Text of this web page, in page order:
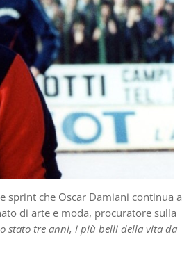
sprint che Oscar Damiani continua a
di arte e moda, procuratore sulla
stato tre anni, i più belli della vita da